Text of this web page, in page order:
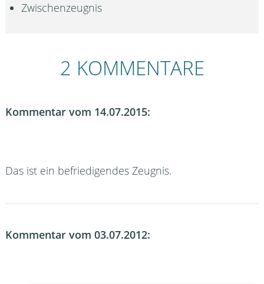
Zwischenzeugnis
2 KOMMENTARE
Kommentar vom 14.07.2015:
Das ist ein befriedigendes Zeugnis.
Kommentar vom 03.07.2012: